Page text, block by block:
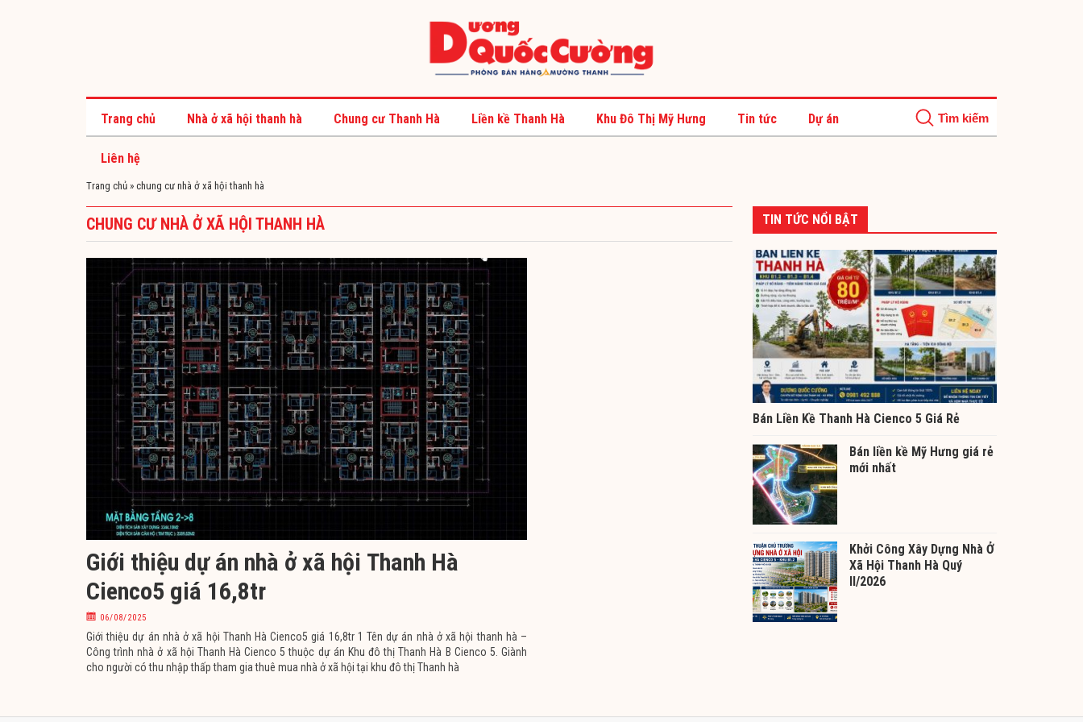
Trang chủ Nhà ở xã hội thanh hà Chung cư Thanh Hà Liền kề Thanh Hà Khu Đô Thị Mỹ Hưng Tin tức Dự án
Liên hệ
Trang chủ » chung cư nhà ở xã hội thanh hà
CHUNG CƯ NHÀ Ở XÃ HỘI THANH HÀ
Giới thiệu dự án nhà ở xã hội Thanh Hà
Cienco5 giá 16,8tr
06/08/2025
Giới thiệu dự án nhà ở xã hội Thanh Hà Cienco5 giá 16,8tr 1 Tên dự án nhà ở xã hội thanh hà –
Công trình nhà ở xã hội Thanh Hà Cienco 5 thuộc dự án Khu đô thị Thanh Hà B Cienco 5. Giành
cho người có thu nhập thấp tham gia thuê mua nhà ở xã hội tại khu đô thị Thanh hà
TIN TỨC NỔI BẬT
Bán Liền Kề Thanh Hà Cienco 5 Giá Rẻ
Bán liền kề Mỹ Hưng giá rẻ
mới nhất
Khởi Công Xây Dựng Nhà Ở
Xã Hội Thanh Hà Quý
II/2026